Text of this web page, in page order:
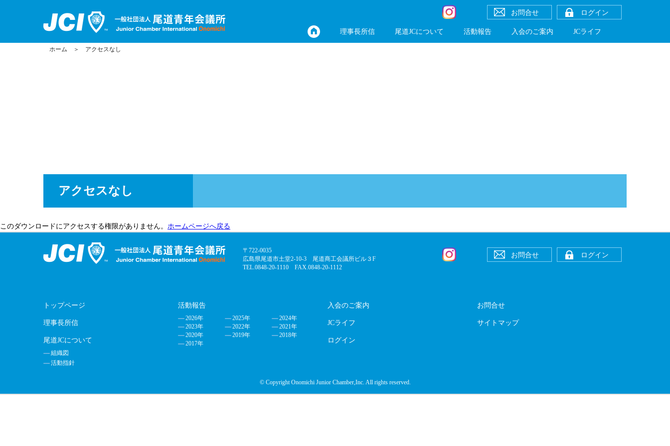
お問合せ ログイン
理事長所信 尾道JCについて 活動報告 入会のご案内 JCライフ
ホーム ＞ アクセスなし
アクセスなし
このダウンロードにアクセスする権限がありません。 ホームページへ戻る
〒722-0035
広島県尾道市土堂2-10-3 尾道商工会議所ビル３F
TEL.0848-20-1110 FAX.0848-20-1112
お問合せ ログイン
トップページ
理事長所信
尾道JCについて
組織図
活動指針
活動報告
2026年 2025年
2024年
2023年
2022年
2021年
2020年
2019年
2018年
2017年
入会のご案内
JCライフ
ログイン
お問合せ
サイトマップ
© Copyright Onomichi Junior Chamber,Inc. All rights reserved.